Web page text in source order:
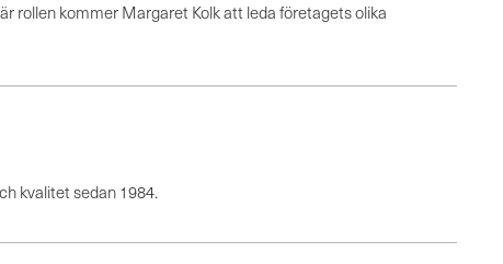
rollen kommer Margaret Kolk att leda företagets olika
kvalitet sedan 1984.